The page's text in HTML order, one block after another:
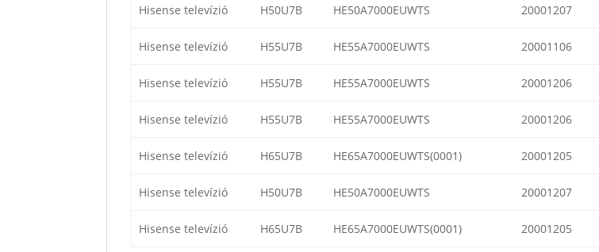
Hisense televízió H50U7B HE50A7000EUWTS 20001207
Hisense televízió H55U7B HE55A7000EUWTS 20001106
Hisense televízió H55U7B HE55A7000EUWTS 20001206
Hisense televízió H55U7B HE55A7000EUWTS 20001206
Hisense televízió H65U7B HE65A7000EUWTS(0001) 20001205
Hisense televízió H50U7B HE50A7000EUWTS 20001207
Hisense televízió H65U7B HE65A7000EUWTS(0001) 20001205